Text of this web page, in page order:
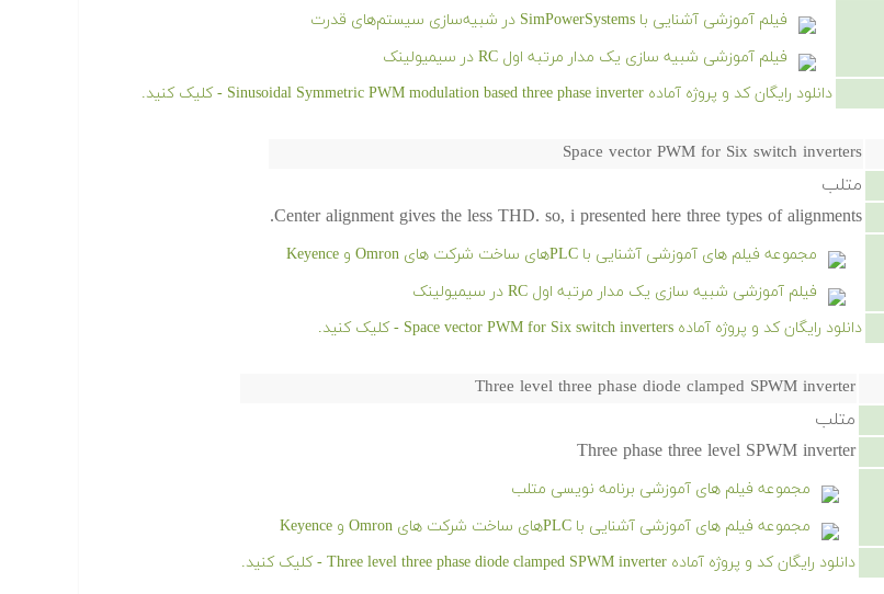
فیلم آموزشی آشنایی با SimPowerSystems در شبیه‌سازی سیستم‌های قدرت
فیلم آموزشی شبیه سازی یک مدار مرتبه اول RC در سیمیولینک
دانلود رایگان کد و پروژه آماده Sinusoidal Symmetric PWM modulation based three phase inverter - کلیک کنید.
Space vector PWM for Six switch inverters
متلب
Center alignment gives the less THD. so, i presented here three types of alignments.
مجموعه فیلم های آموزشی آشنایی با PLCهای ساخت شرکت های Omron و Keyence
فیلم آموزشی شبیه سازی یک مدار مرتبه اول RC در سیمیولینک
دانلود رایگان کد و پروژه آماده Space vector PWM for Six switch inverters - کلیک کنید.
Three level three phase diode clamped SPWM inverter
متلب
Three phase three level SPWM inverter
مجموعه فیلم های آموزشی برنامه نویسی متلب
مجموعه فیلم های آموزشی آشنایی با PLCهای ساخت شرکت های Omron و Keyence
دانلود رایگان کد و پروژه آماده Three level three phase diode clamped SPWM inverter - کلیک کنید.